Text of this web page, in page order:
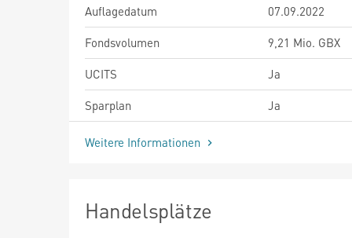
Auflagedatum
07.09.2022
Fondsvolumen
9,21 Mio. GBX
UCITS
Ja
Sparplan
Ja
Weitere Informationen
Handelsplätze